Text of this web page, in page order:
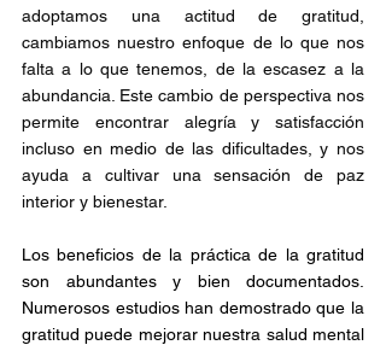
adoptamos una actitud de gratitud,
cambiamos nuestro enfoque de lo que nos
falta a lo que tenemos, de la escasez a la
abundancia. Este cambio de perspectiva nos
permite encontrar alegría y satisfacción
incluso en medio de las dificultades, y nos
ayuda a cultivar una sensación de paz
interior y bienestar.
Los beneficios de la práctica de la gratitud
son abundantes y bien documentados.
Numerosos estudios han demostrado que la
gratitud puede mejorar nuestra salud mental